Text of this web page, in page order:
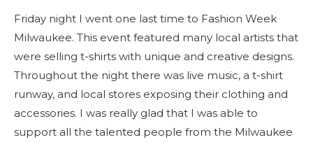
Friday night I went one last time to Fashion Week
Milwaukee. This event featured many local artists that
were selling t-shirts with unique and creative designs.
Throughout the night there was live music, a t-shirt
runway, and local stores exposing their clothing and
accessories. I was really glad that I was able to
support all the talented people from the Milwaukee